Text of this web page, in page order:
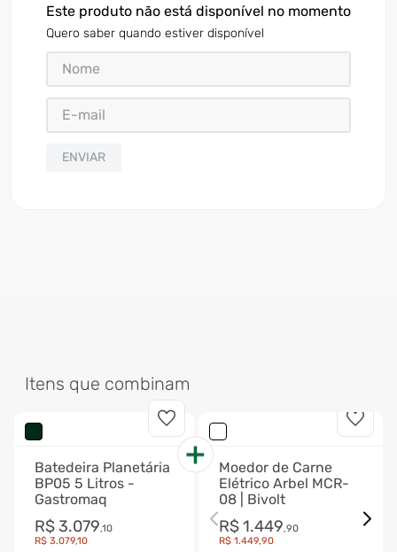
Este produto não está disponível no momento
Quero saber quando estiver disponível
ENVIAR
Itens que combinam
Batedeira Planetária
BP05 5 Litros -
Gastromaq
R$ 3.079,10
R$ 3.079,10
Moedor de Carne
Elétrico Arbel MCR-
08 | Bivolt
R$1.449,90
R$ 1.449,90